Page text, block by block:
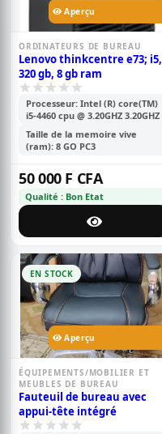
Aperçu
ORDINATEURS DE BUREAU
Lenovo thinkcentre e73; i5,
320 gb, 8 gb ram
Processeur: Intel (R) core(TM)
i5-4460 cpu @ 3.20GHZ 3.20GHZ
Taille de la memoire vive
(ram): 8 GO PC3
50 000 F CFA
Qualité : Bon Etat
EN STOCK
Aperçu
ÉQUIPEMENTS/MOBILIER ET
MEUBLES DE BUREAU
Fauteuil de bureau avec
appui-tête intégré